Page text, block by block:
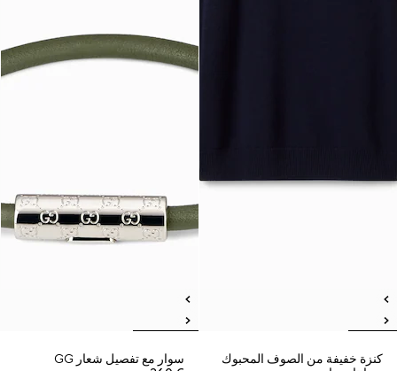
كنزة خفيفة من الصوف المحبوك
سوار مع تفصيل شعار GG